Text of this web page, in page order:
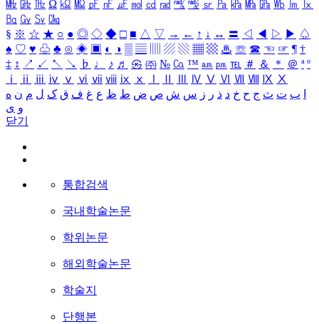
㎒ ㎓ ㎔ Ω ㏀ ㏁ ㎊ ㎋ ㎌ ㏖ ㏅ ㎭ ㎮ ㎯ ㏛ ㎩ ㎪ ㎫ ㎬ ㏝ ㏐
㏓
㏃ ㏉ ㏜ ㏆
§ ※ ☆ ★ ○ ● ◎ ◇ ◆ □ ■ △ ▽ → ← ↑ ↓ ↔ 〓 ◁ ◀ ▷ ▶ ♤
♠ ♡ ♥ ♧ ♣ ⊙ ◈ ▣ ◐ ◑ ▒ ▤ ▨ ▧ ▦ ▩ ♨ ☏ ☎ ☜ ☞ ¶ †
‡ ↕ ↗ ↙ ↖ ↘ ♭ ♩ ♪ ♬ ㉿ ㈜ № ㏇ ™ ㏂ ㏘ ℡ ＃ ＆ ＊ ＠ ª º
ⅰ
ⅱ ⅲ ⅳ ⅴ ⅵ ⅶ ⅷ ⅸ ⅹ Ⅳ Ⅴ Ⅵ Ⅶ Ⅷ Ⅸ Ⅹ
ب ت ث ج ح خ د ذ ر ز س ش ص ض ط ظ ع غ ف ق ک ل م ن ه
و ی
닫기
통합검색
국내학술논문
학위논문
해외학술논문
학술지
단행본